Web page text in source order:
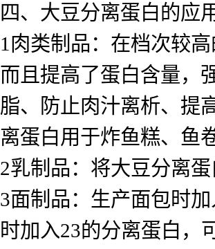
四、大豆分离蛋白的应用
1肉类制品：在档次较
而且提高了蛋白含量，
脂、防止肉汁离析、提
离蛋白用于炸鱼糕、鱼
2乳制品：将大豆分离
3面制品：生产面包时
时加入23的分离蛋白，